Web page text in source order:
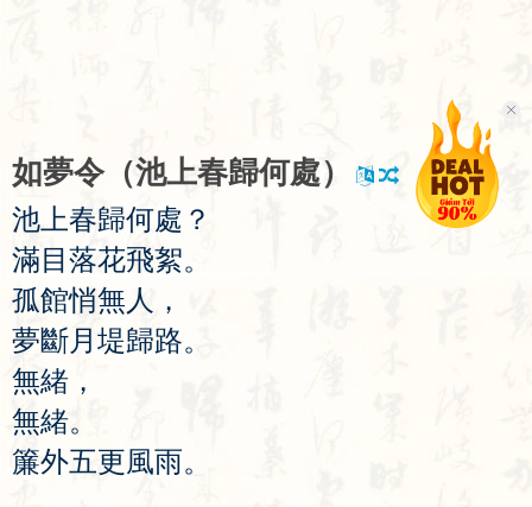
如夢令（池上春歸何處）
池 上春歸何處 ？
滿 目 落花飛絮。
孤館悄無 人 ，
夢斷月 堤歸路。
無緒 ，
無緒。
簾外五更風雨。